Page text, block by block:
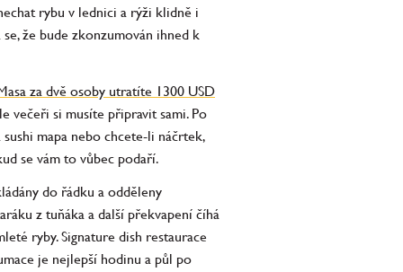
rybu v lednici a rýži klidně i
že bude zkonzumován ihned k
za dvě osoby utratíte 1300 USD
večeři si musíte připravit sami. Po
mapa nebo chcete-li náčrtek,
se vám to vůbec podaří.
do řádku a odděleny
z tuňáka a další překvapení číhá
ryby. Signature dish restaurace
je nejlepší hodinu a půl po